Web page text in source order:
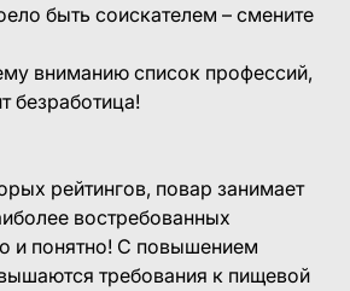
быть соискателем – смените
вниманию список профессий,
безработица!
рейтингов, повар занимает
востребованных
и понятно! С повышением
требования к пищевой